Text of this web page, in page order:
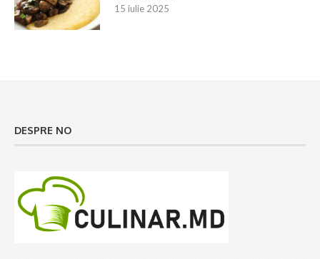
15 iulie 2025
DESPRE NO